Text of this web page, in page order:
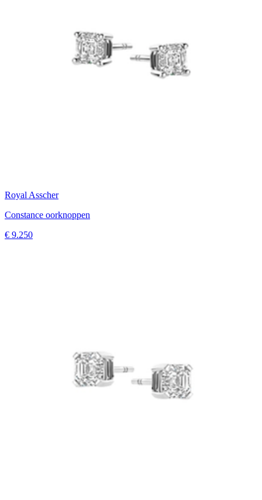
Royal Asscher
Constance oorknoppen
€ 9.250